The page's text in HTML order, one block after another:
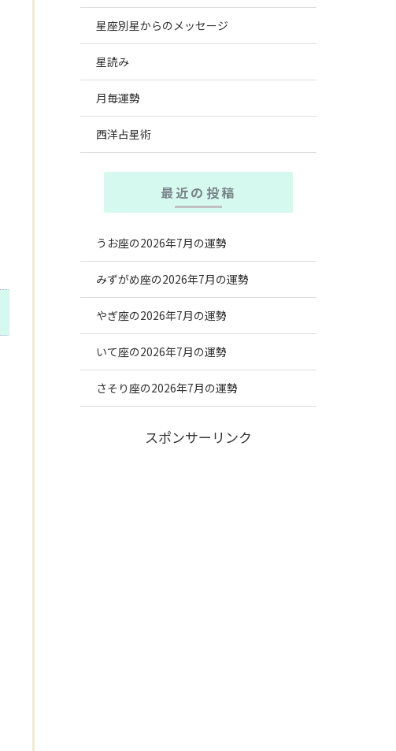
星座別星からのメッセージ
星読み
月毎運勢
西洋占星術
最近の投稿
うお座の2026年7月の運勢
みずがめ座の2026年7月の運勢
やぎ座の2026年7月の運勢
いて座の2026年7月の運勢
さそり座の2026年7月の運勢
スポンサーリンク